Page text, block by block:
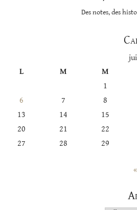
Des notes, des
L
M M
1
6
7 8
13
14 15
20
21 22
27
28 29